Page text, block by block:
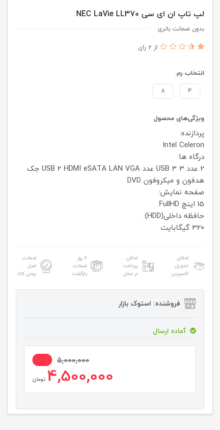
لپ تاپ ان ای سی NEC LaVie LL370
بدون ضمانت باتری
از 2 رای
انتخاب رم:
4
8
ویژگی‌های محصول
پردازنده:
Intel Celeron
درگاه ها:
2 عدد USB 3
3 عدد USB 2 HDMI eSATA LAN VGA
جک
هدفون و میکروفون DVD
صفحه نمایش:
15 اینچ FullHD
حافظه داخلی(HDD):
320 گیگابایت
امکان
تحویل
اکسپرس
امکان
پرداخت
در محل
۷ روز
ضمانت
بازگشت
ضمانت
اصل
بودن کالا
فروشنده: استوک بازار
آماده ارسال
5,000,000
4,500,000 تومان